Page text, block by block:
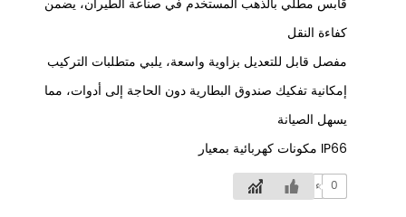
كفاءة النقل
مفصل قابل للتعديل بزاوية واسعة، يلبي متطلبات التركيب
إمكانية تفكيك صندوق البطارية دون الحاجة إلى أدوات، مما
يسهل الصيانة
مكونات كهربائية بمعيار IP66
0
الآراء: 83